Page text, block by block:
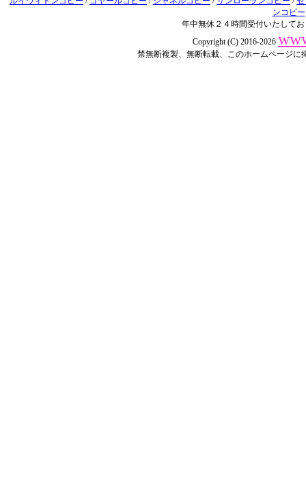
ンコピー
年中無休２４時間受付いたして
Copyright (C) 2016-2026
禁無断複製、無断転載、このホームページ